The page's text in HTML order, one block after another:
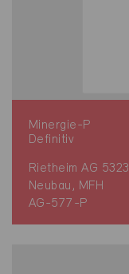
Minergie-P
Definitiv
Rietheim AG 5323
Neubau, MFH
AG-577-P